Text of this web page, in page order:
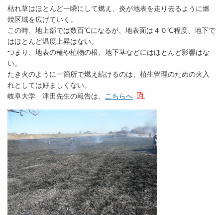
枯れ草はほとんど一瞬にして燃え、炎が地表を走り去るように燃
焼区域を広げていく。
この時、地上部では数百℃になるが、地表面は４０℃程度、地下で
はほとんど温度上昇はない。
つまり、地表の種や植物の根、地下茎などにはほとんど影響はな
い。
たき火のように一箇所で燃え続けるのは、植生管理のための火入
れとしては好ましくない。
岐阜大学 津田先生の報告は、
こちらへ 。